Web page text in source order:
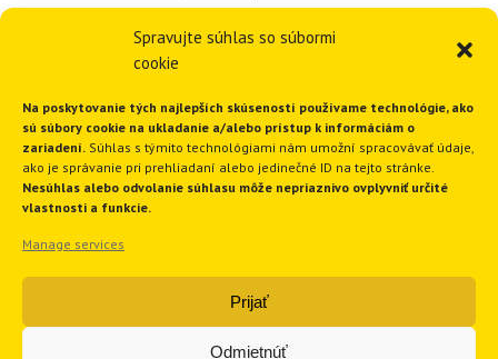
Spravujte súhlas so súbormi
cookie
Na poskytovanie tých najlepších skúseností používame technológie, ako
sú súbory cookie na ukladanie a/alebo prístup k informáciám o
zariadení. Súhlas s týmito technológiami nám umožní spracovávať údaje,
ako je správanie pri prehliadaní alebo jedinečné ID na tejto stránke.
Nesúhlas alebo odvolanie súhlasu môže nepriaznivo ovplyvniť určité
vlastnosti a funkcie.
Manage services
Prijať
Odmietnúť
■ 1820 inštalácií tepelných čerpadiel
■ Ponúkame komplexné riešenia
■ Funkčné a spoľahlivé riešenia
GEOTHERM Slovakia s.r.o.
917 01 Trnava
Slovenská republika